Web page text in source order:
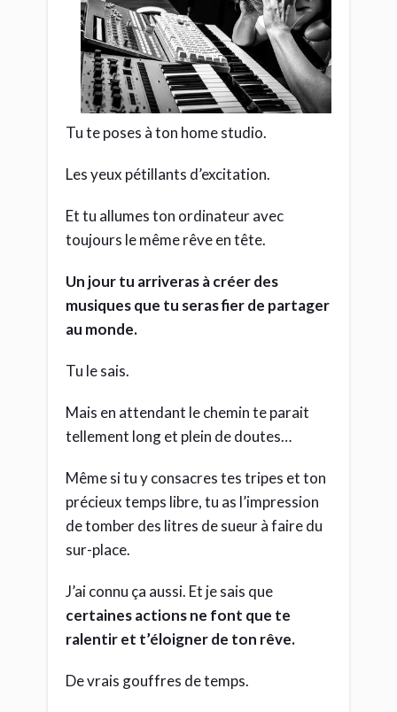
Tu te poses à ton home studio.
Les yeux pétillants d’excitation.
Et tu allumes ton ordinateur avec
toujours le même rêve en tête.
Un jour tu arriveras à créer des
musiques que tu seras fier de partager
au monde.
Tu le sais.
Mais en attendant le chemin te parait
tellement long et plein de doutes…
Même si tu y consacres tes tripes et ton
précieux temps libre, tu as l’impression
de tomber des litres de sueur à faire du
sur-place.
J’ai connu ça aussi. Et je sais que
certaines actions ne font que te
ralentir et t’éloigner de ton rêve.
De vrais gouffres de temps.